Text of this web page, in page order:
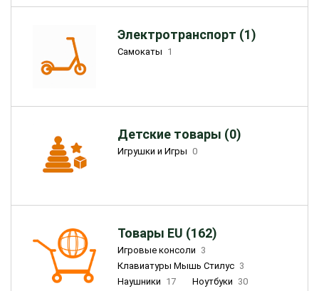
Электротранспорт (1)
Самокаты 1
Детские товары (0)
Игрушки и Игры 0
Товары EU (162)
Игровые консоли 3
Клавиатуры Мышь Стилус 3
Наушники 17 Ноутбуки 30